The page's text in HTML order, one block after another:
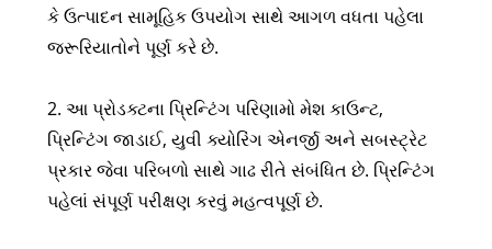
કે ઉત્પાદન સામૂહિક ઉપયોગ સાથે આગળ વધતા પહેલા
જરૂરિયાતોને પૂર્ણ કરે છે.
2. આ પ્રોડક્ટના પ્રિન્ટિંગ પરિણામો મેશ કાઉન્ટ,
પ્રિન્ટિંગ જાડાઈ, યુવી ક્યોરિંગ એનર્જી અને સબસ્ટ્રેટ
પ્રકાર જેવા પરિબળો સાથે ગાઢ રીતે સંબંધિત છે. પ્રિન્ટિંગ
પહેલાં સંપૂર્ણ પરીક્ષણ કરવું મહત્વપૂર્ણ છે.